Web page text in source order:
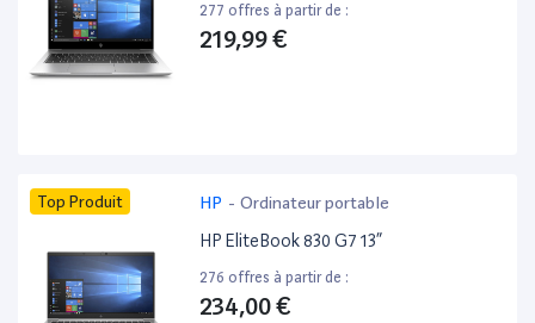
277 offres à partir de :
219,99 €
Top Produit HP - Ordinateur portable
HP EliteBook 830 G7 13”
276 offres à partir de :
234,00 €